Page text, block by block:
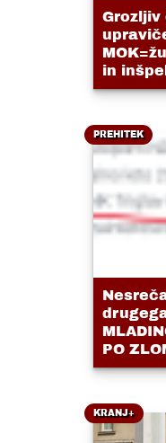
Grozljiv
in
PREHITEK
PO
KRANJ+